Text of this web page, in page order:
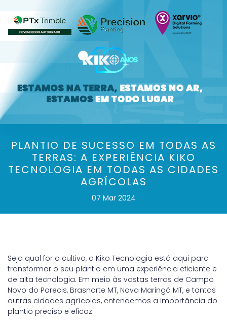
PLANTIO DE SUCESSO EM TODAS AS
TERRAS: A EXPERIÊNCIA KIKO
TECNOLOGIA EM TODAS AS CIDADES
AGRÍCOLAS
07 Mar 2024
Seja qual for o cultivo, a Kiko Tecnologia está aqui para
transformar o seu plantio em uma experiência eficiente e
de alta tecnologia. Em meio às vastas terras de Campo
Novo do Parecis, Brasnorte MT, Nova Maringá MT, e tantas
outras cidades agrícolas, entendemos a importância do
plantio preciso e eficaz.